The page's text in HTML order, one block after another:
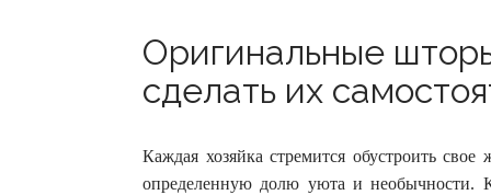
Оригинальные
сделать их
Каждая хозяйка стремится обустроить
определенную долю уюта и необычности.